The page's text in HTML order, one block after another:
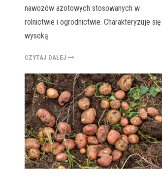
nawozów azotowych stosowanych w
rolnictwie i ogrodnictwie. Charakteryzuje się
wysoką
CZYTAJ DALEJ